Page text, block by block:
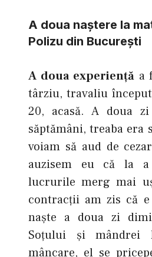
A doua naştere la
Polizu din Bucureşti
A doua experienţăa
târziu, travaliu
20, acasă. A doua
săptămâni, treaba era
voiam să aud de
auzisem eu că la a
lucrurile merg mai
contracţii am zis că
naşte a doua zi
Soţului şi mândrei
mâncare, el se